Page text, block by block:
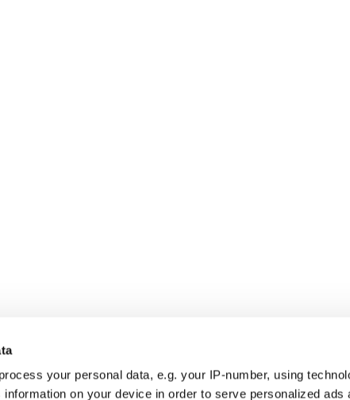
process your personal data, e.g. your IP-number, using
on your device in order to serve personalized ads